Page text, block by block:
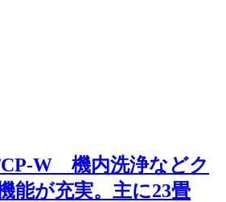
W 機内洗浄などク
能が充実。主に23畳